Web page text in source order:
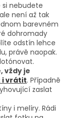
si nebudete
není až tak
barevném
dohromady
odstín lehce
právě naopak.
vždy je
i vrátit. Případně
zaslat
i melíry. Rádi